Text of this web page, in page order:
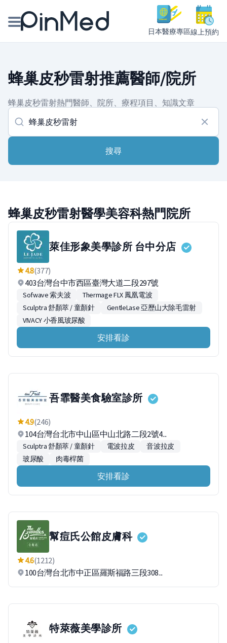
日本醫療專區線上預約
醫師專欄專訪
健康主題館
我是醫療人員
蜂巢皮秒雷射推薦醫師/院所
蜂巢皮秒雷射熱門醫師、院所、療程項目、知識文章
搜尋
蜂巢皮秒雷射醫學美容科熱門院所
萊佳形象美學診所 台中分店
4.8(377)
403台灣台中市西區臺灣大道二段297號
Sofwave 索夫波
Thermage FLX 鳳凰電波
Sculptra 舒顏萃 / 童顏針
GentleLase 亞歷山大除毛雷射
VIVACY 小香風玻尿酸
安排看診
吾霏醫美食驗室診所
4.9(246)
104台灣台北市中山區中山北路二段2號4...
Sculptra 舒顏萃 / 童顏針 電波拉皮
音波拉皮
玻尿酸
肉毒桿菌
安排看診
幫痘氏公館皮膚科
4.6(1212)
100台灣台北市中正區羅斯福路三段308...
特萊薇美學診所